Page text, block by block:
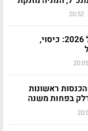
20:52
ביטוח נסיעות לחו"ל 2026: כיסוי,
20:05
מזנקת 14%: הכנסות ראשונות
בפחות משנה